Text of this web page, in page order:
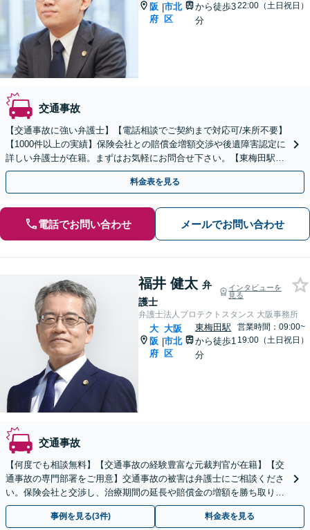
阪
府
|市北
区
から徒歩3
分
22:00（土日祝日）
交通事故
【交通事故に強い弁護士】【電話相談でご契約まで対応可/来所不要】
【1000件以上の実績】保険会社との賠償金増額交渉や後遺障害認定に
詳しい弁護士が在籍。まずはお気軽にお問合せ下さい。【東梅田駅3
分】
料金表を見る
電話でお問い合わせ メールでお問い合わせ
福井 健太 弁
護士
インタビューを
見る
弁護士法人プロテクトスタンス 大阪事務所
大
阪
府
|
大阪
市北
区
東梅田駅
から徒歩1
分
営業時間：09:00~
19:00（土日祝日）
交通事故
【何度でも相談無料】【交通事故の経験豊富な元裁判官が在籍】【交
通事故の専門部署をご用意】交通事故の被害は弁護士にご相談くださ
い。保険会社と交渉し、治療期間の延長や賠償金の増額を勝ち取りま
す。後遺障害の等級認定の手続きなどもお任せください。
事例を見る(3件) 料金表を見る